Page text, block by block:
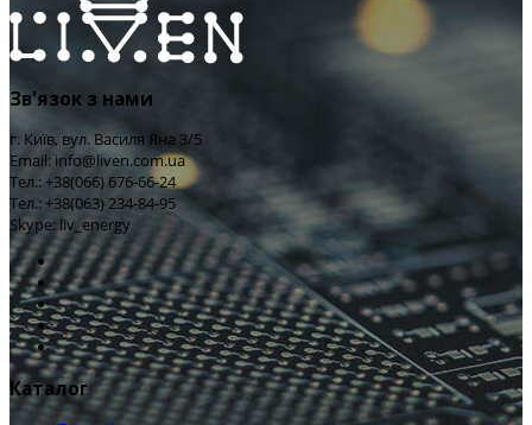
Зв'язок з нами
г. Київ, вул. Василя Яна 3/5
Email: info@liven.com.ua
Тел.: +38(066) 676-66-24
Тел.: +38(063) 234-84-95
Skype: liv_energy
Каталог